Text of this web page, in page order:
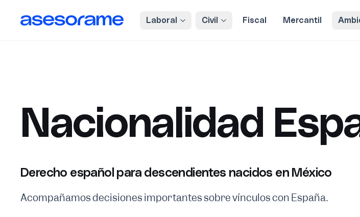
Laboral Civil Fiscal Mercantil
Nacionalidad
Derecho español para descendientes nacidos en México
Acompañamos decisiones importantes sobre vínculos con España.